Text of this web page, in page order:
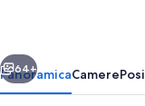
Avanti
64+
PanoramicaCamere